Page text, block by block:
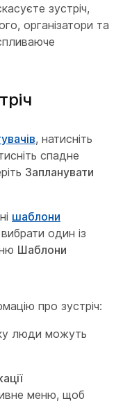
зустріч,
організатори та
, натисніть
спадне
Запланувати
шаблони
один із
Шаблони
про зустріч:
люди можуть
меню, щоб